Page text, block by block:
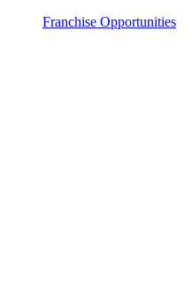
Franchise Opportunities